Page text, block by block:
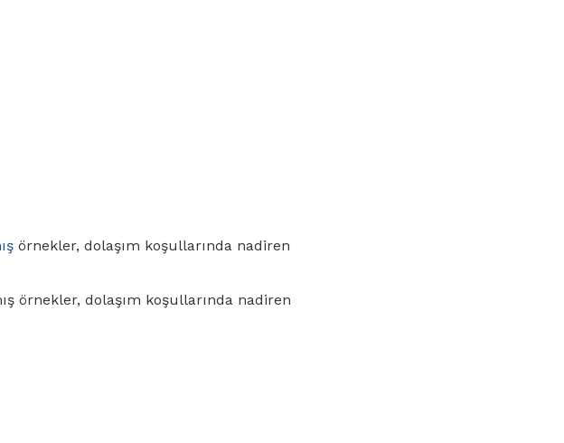
örnekler, dolaşım koşullarında nadiren
örnekler, dolaşım koşullarında nadiren